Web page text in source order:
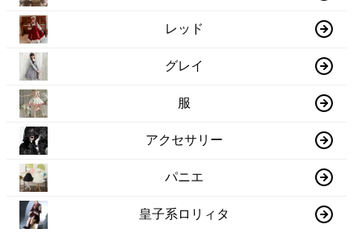
レッド
グレイ
服
アクセサリー
パニエ
皇子系ロリィタ